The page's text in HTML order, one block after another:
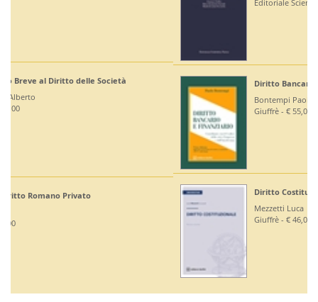
Diritto Bancario e Finanziario